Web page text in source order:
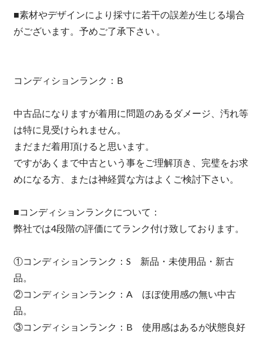
■素材やデザインにより採寸に若干の誤差が生じる場合
がございます。予めご了承下さい 。
コンディションランク：B
中古品になりますが着用に問題のあるダメージ、汚れ等
は特に見受けられません。
まだまだ着用頂けると思います。
ですがあくまで中古という事をご理解頂き、完璧をお求
めになる方、または神経質な方はよくご検討下さい。
■コンディションランクについて：
弊社では4段階の評価にてランク付け致しております。
①コンディションランク：S 新品・未使用品・新古
品。
②コンディションランク：A ほぼ使用感の無い中古
品。
③コンディションランク：B 使用感はあるが状態良好